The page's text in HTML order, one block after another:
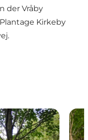
der Vråby
Kirkeby